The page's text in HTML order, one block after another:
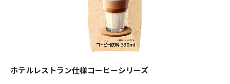
ホテルレストラン仕様コーヒーシリーズ